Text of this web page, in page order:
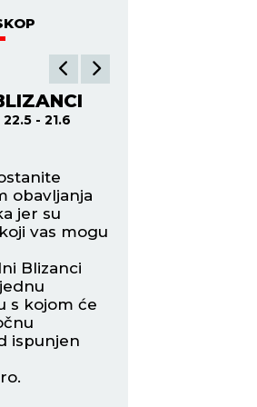
22.5 - 21.6
obavljanja
jer su
vas mogu
Blizanci
s kojom će
ispunjen